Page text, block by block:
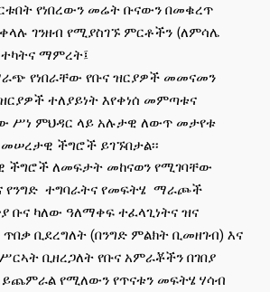
የነበረውን መሬት ቡናውን በመቁረጥ
ገንዘብ የሚያስገኙ ምርቶችን (ለምሳሌ
ማምረት፤
የነበራቸው የቡና ዝርያዎች መመናመን
ተለያይነት እየቀነሰ መምጣቱና
ሥነ ምህዳር ላይ አሉታዊ ለውጥ መታየቱ
ችግሮች ይገኙበታል፡፡
ችግሮች ለመፍታት መከናወን የሚገባቸው
የንግድ ተግባራትና የመፍትሄ ማራጮች
ቡና ካለው ዓለማቀፍ ተፈላጊነትና ዝና
ቢደረግለት (በንግድ ምልክት ቢመዘገብ) እና
ቢዘረጋለት የቡና አምራቾችን በገበያ
የሚለውን የጥናቱን መፍትሄ ሃሳብ